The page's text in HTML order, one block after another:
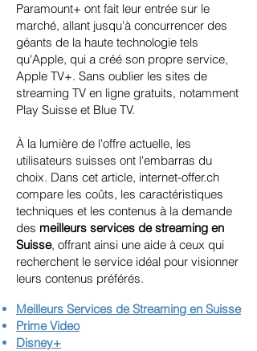
Paramount+ ont fait leur entrée sur le
marché, allant jusqu'à concurrencer des
géants de la haute technologie tels
qu'Apple, qui a créé son propre service,
Apple TV+. Sans oublier les sites de
streaming TV en ligne gratuits, notamment
Play Suisse et Blue TV.
À la lumière de l'offre actuelle, les
utilisateurs suisses ont l'embarras du
choix. Dans cet article, internet-offer.ch
compare les coûts, les caractéristiques
techniques et les contenus à la demande
des meilleurs services de streaming en
Suisse, offrant ainsi une aide à ceux qui
recherchent le service idéal pour visionner
leurs contenus préférés.
Meilleurs Services de Streaming en Suisse
Prime Video
Disney+